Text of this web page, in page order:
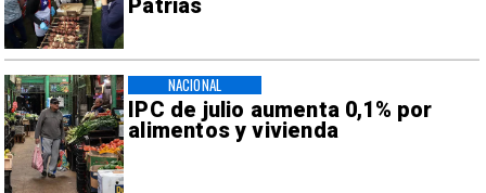
Patrias
IPC de julio aumenta 0,1% por
alimentos y vivienda
NACIONAL